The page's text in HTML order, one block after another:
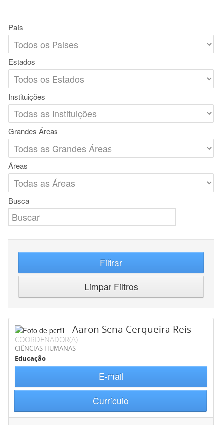
País
Estados
Instituições
Grandes Áreas
Áreas
Busca
Filtrar
Limpar Filtros
Aaron Sena Cerqueira Reis
COORDENADOR(A)
CIÊNCIAS HUMANAS
Educação
E-mail
Currículo